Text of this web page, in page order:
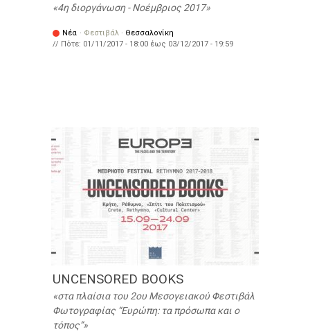
4η διοργάνωση - Νοέμβριος 2017
Νέα · Φεστιβάλ · Θεσσαλονίκη
// Πότε: 01/11/2017 - 18:00 έως 03/12/2017 - 19:59
UNCENSORED BOOKS
στα πλαίσια του 2ου Μεσογειακού Φεστιβάλ
Φωτογραφίας “Ευρώπη: τα πρόσωπα και ο
τόπος”